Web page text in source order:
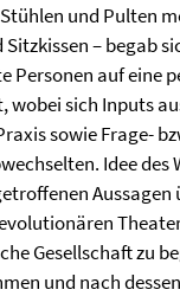
und Pulten
– begab
Personen auf eine
wobei sich Inputs
sowie Frage-
Idee des
Gesellschaft zu
und nach